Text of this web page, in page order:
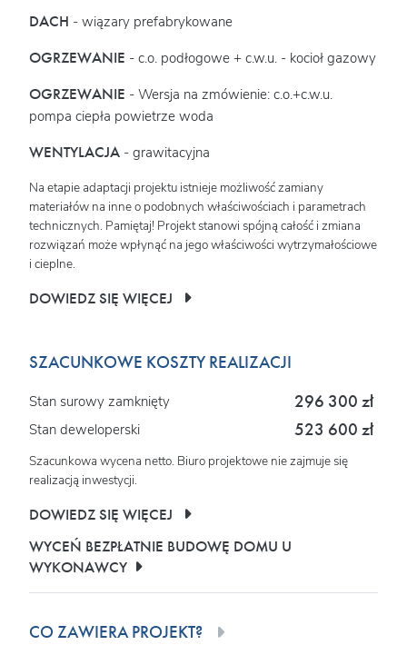
DACH - wiązary prefabrykowane
OGRZEWANIE - c.o. podłogowe + c.w.u. - kocioł gazowy
OGRZEWANIE - Wersja na zmówienie: c.o.+c.w.u.
pompa ciepła powietrze woda
WENTYLACJA - grawitacyjna
Na etapie adaptacji projektu istnieje możliwość zamiany
materiałów na inne o podobnych właściwościach i parametrach
technicznych. Pamiętaj! Projekt stanowi spójną całość i zmiana
rozwiązań może wpłynąć na jego właściwości wytrzymałościowe
i cieplne.
DOWIEDZ SIĘ WIĘCEJ
SZACUNKOWE KOSZTY REALIZACJI
Stan surowy zamknięty 296 300 zł
Stan deweloperski 523 600 zł
Szacunkowa wycena netto. Biuro projektowe nie zajmuje się
realizacją inwestycji.
DOWIEDZ SIĘ WIĘCEJ
WYCEŃ BEZPŁATNIE BUDOWĘ DOMU U
WYKONAWCY
CO ZAWIERA PROJEKT?